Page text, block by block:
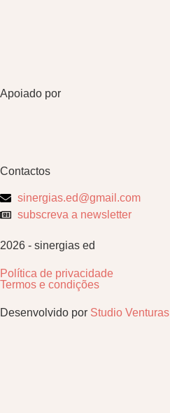
Apoiado por
Contactos
sinergias.ed@gmail.com
subscreva a newsletter
2026 - sinergias ed
Política de privacidade
Termos e condições
Desenvolvido por Studio Venturas